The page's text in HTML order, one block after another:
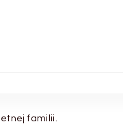
familii.